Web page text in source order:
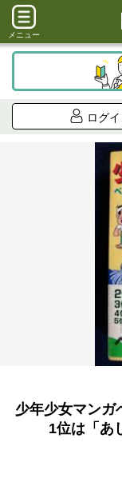
メニュー
ログ
少年少女マンガ
1位は「あ